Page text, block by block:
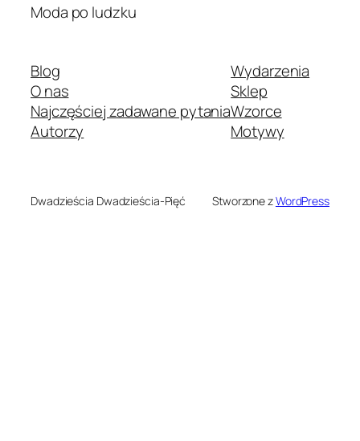
Moda po ludzku
Blog
O nas
Najczęściej zadawane pytania
Autorzy
Wydarzenia
Sklep
Wzorce
Motywy
Dwadzieścia Dwadzieścia-Pięć Stworzone zWordPress